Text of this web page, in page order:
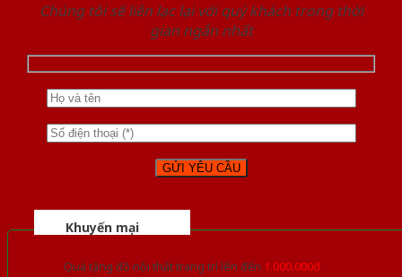
Chúng tôi sẽ liên lạc lại với quý khách trong thời
gian ngắn nhất
Khuyến mại
Quà tặng đồ nội thất trang trí lên đến 1.000.000đ